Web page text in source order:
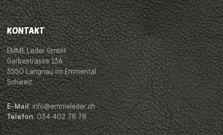
KONTAKT
EMME Leder GmbH
Gerbestrasse 13A
3550 Langnau im Emmental
Schweiz
E-Mail: info@emmeleder.ch
Telefon: 034 402 78 78